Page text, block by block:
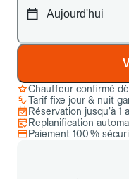
Chauffeur confirmé
Tarif fixe jour & nuit
Réservation jusqu’à 1
Replanification
Paiement 100 %